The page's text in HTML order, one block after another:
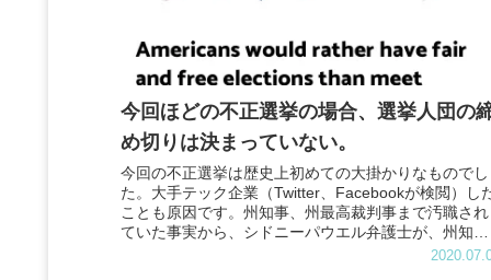
今回ほどの不正選挙の場合、選挙人団の
め切りは決まっていない。
今回の不正選挙は歴史上初めての大掛かりなものでし
た。大手テック企業（Twitter、Facebookが検閲）し
ことも原因です。州知事、州最高裁判事まで汚職され
ていた事実から、シドニーパウエル弁護士が、州知
事、最高裁判事、不正選挙システムを導入した権力の